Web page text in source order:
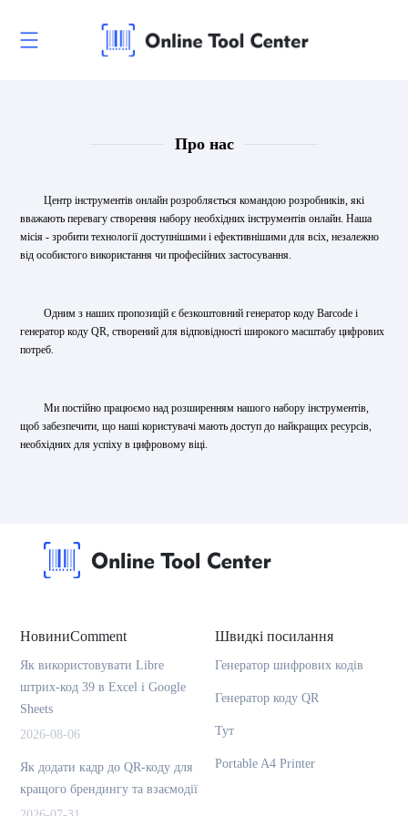
Про нас
Центр інструментів онлайн розробляється командою розробників, які
вважають перевагу створення набору необхідних інструментів онлайн. Наша
місія - зробити технології доступнішими і ефективнішими для всіх, незалежно
від особистого використання чи професійних застосування.
Одним з наших пропозицій є безкоштовний генератор коду Barcode і
генератор коду QR, створений для відповідності широкого масштабу цифрових
потреб.
Ми постійно працюємо над розширенням нашого набору інструментів,
щоб забезпечити, що наші користувачі мають доступ до найкращих ресурсів,
необхідних для успіху в цифровому віці.
НовиниComment
Як використовувати Libre
штрих-код 39 в Excel і Google
Sheets
2026-08-06
Як додати кадр до QR-коду для
кращого брендингу та взаємодії
Швидкі посилання
Генератор шифрових кодів
Генератор коду QR
Тут
Portable A4 Printer